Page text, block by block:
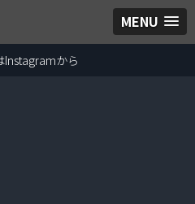
MENU
Instagramから